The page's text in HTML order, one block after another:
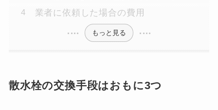
業者に依頼した場合の費用
もっと見る
散水栓の交換手段はおもに3つ